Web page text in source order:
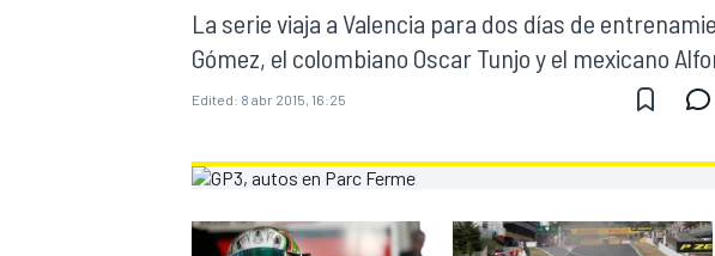
La serie viaja a Valencia para dos días de
Gómez, el colombiano Oscar Tunjo y el mexicano
Edited: 8 abr 2015, 16:25